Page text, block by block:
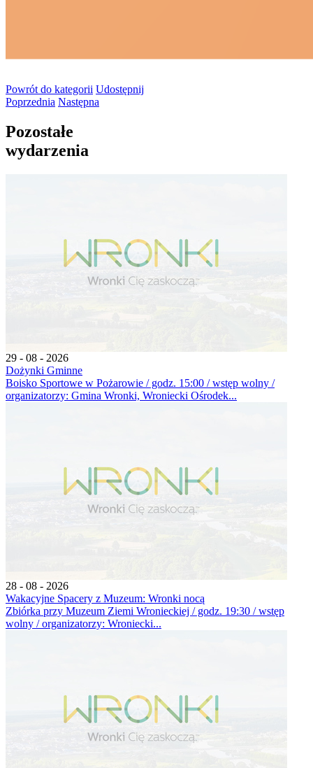
Powrót do kategorii Udostępnij
Poprzednia Następna
Pozostałe
wydarzenia
29 - 08 - 2026
Dożynki Gminne
Boisko Sportowe w Pożarowie / godz. 15:00 / wstęp wolny /
organizatorzy: Gmina Wronki, Wroniecki Ośrodek...
28 - 08 - 2026
Wakacyjne Spacery z Muzeum: Wronki nocą
Zbiórka przy Muzeum Ziemi Wronieckiej / godz. 19:30 / wstęp
wolny / organizatorzy: Wroniecki...